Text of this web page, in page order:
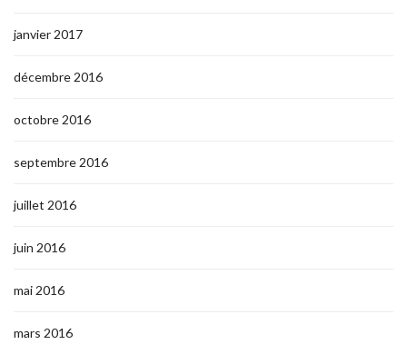
janvier 2017
décembre 2016
octobre 2016
septembre 2016
juillet 2016
juin 2016
mai 2016
mars 2016